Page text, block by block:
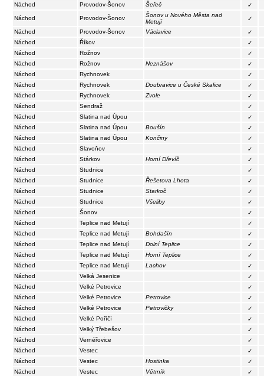
Náchod
Provodov-Šonov Šeřeč
✓
Náchod
Provodov-Šonov
Šonov u Nového Města nad
Metují
✓
Náchod
Provodov-Šonov Václavice
✓
Náchod
Říkov
✓
Náchod
Rožnov
✓
Náchod
Rožnov Neznášov
✓
Náchod
Rychnovek
✓
Náchod
Rychnovek Doubravice u České Skalice
✓
Náchod
Rychnovek Zvole
✓
Náchod
Sendraž
✓
Náchod
Slatina nad Úpou
✓
Náchod
Slatina nad Úpou Boušín
✓
Náchod
Slatina nad Úpou Končiny
✓
Náchod
Slavoňov
✓
Náchod
Stárkov Horní Dřevíč
✓
Náchod
Studnice
✓
Náchod
Studnice Řešetova Lhota
✓
Náchod
Studnice Starkoč
✓
Náchod
Studnice Všeliby
✓
Náchod
Šonov
✓
Náchod
Teplice nad Metují
✓
Náchod
Teplice nad Metují Bohdašín
✓
Náchod
Teplice nad Metují Dolní Teplice
✓
Náchod
Teplice nad Metují Horní Teplice
✓
Náchod
Teplice nad Metují Lachov
✓
Náchod
Velká Jesenice
✓
Náchod
Velké Petrovice
✓
Náchod
Velké Petrovice Petrovice
✓
Náchod
Velké Petrovice Petrovičky
✓
Náchod
Velké Poříčí
✓
Náchod
Velký Třebešov
✓
Náchod
Vernéřovice
✓
Náchod
Vestec
✓
Náchod
Vestec Hostinka
✓
Náchod
Vestec Větrník
✓